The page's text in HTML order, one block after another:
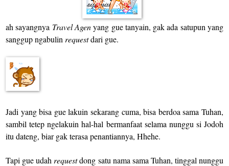
ah sayangnya Travel Agenyang gue tanyain, gak ada satupun yang
sanggup ngabulin requestdari gue.
Jadi yang bisa gue lakuin sekarang cuma, bisa berdoa sama Tuhan,
sambil tetep ngelakuin hal-hal bermanfaat selama nunggu si Jodoh
itu dateng, biar gak terasa penantiannya, Hhehe.
Tapi gue udah requestdong satu nama sama Tuhan, tinggal nunggu